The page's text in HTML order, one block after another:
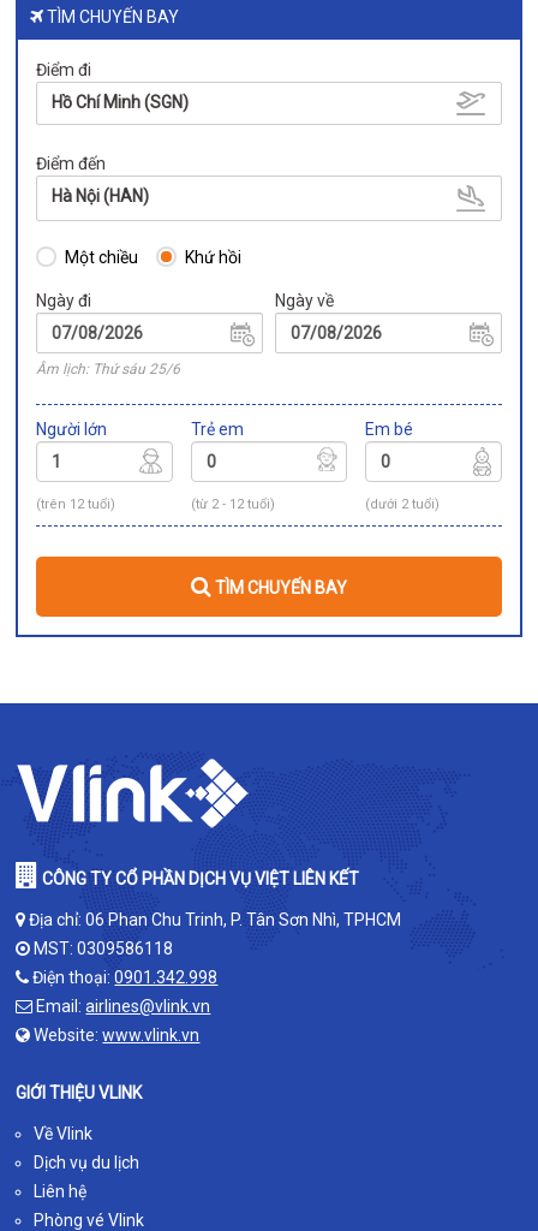
TÌM CHUYẾN BAY
Điểm đi
Hồ Chí Minh (SGN)
Điểm đến
Hà Nội (HAN)
Một chiều Khứ hồi
Ngày đi
Âm lịch: Thứ sáu 25/6
Ngày về
Người lớn
(trên 12 tuổi)
Trẻ em
(từ 2 - 12 tuổi)
Em bé
(dưới 2 tuổi)
TÌM CHUYẾN BAY
CÔNG TY CỔ PHẦN DỊCH VỤ VIỆT LIÊN KẾT
Địa chỉ: 06 Phan Chu Trinh, P. Tân Sơn Nhì, TPHCM
MST: 0309586118
Điện thoại:0901.342.998
Email:airlines@vlink.vn
Website:www.vlink.vn
GIỚI THIỆU VLINK
Về Vlink
Dịch vụ du lịch
Liên hệ
Phòng vé Vlink